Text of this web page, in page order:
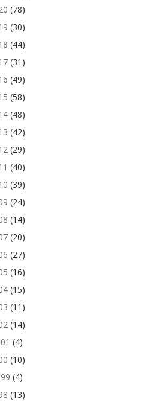
(78)
(30)
(44)
(31)
(49)
(58)
(48)
(42)
(29)
(40)
(39)
(24)
(14)
(20)
(27)
(16)
(15)
(11)
(14)
(4)
(10)
(4)
(13)